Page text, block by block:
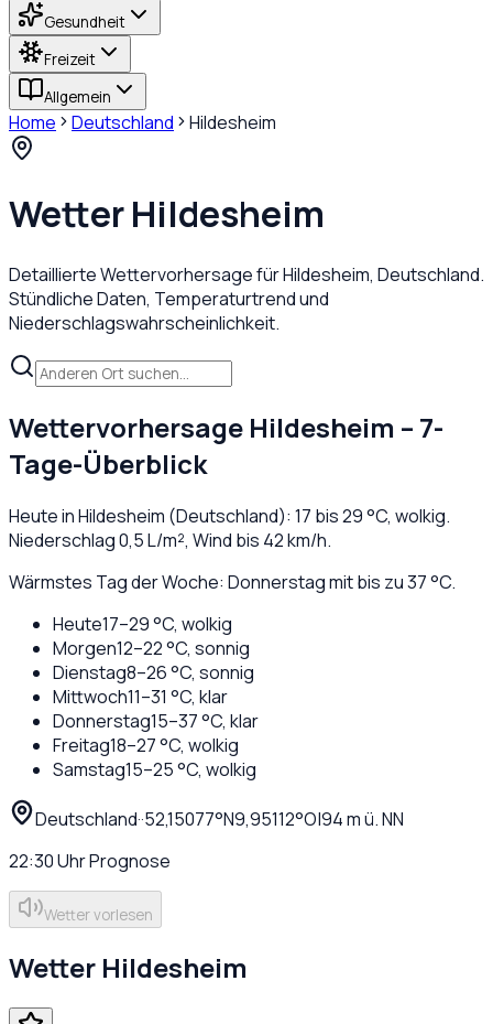
Gesundheit
Freizeit
Allgemein
Home Deutschland Hildesheim
WetterHildesheim
Detaillierte Wettervorhersage fürHildesheim, Deutschland.
Stündliche Daten, Temperaturtrend und
Niederschlagswahrscheinlichkeit.
Wettervorhersage Hildesheim – 7-
Tage-Überblick
Heute inHildesheim (Deutschland): 17 bis29°C, wolkig.
Niederschlag0,5L/m², Wind bis 42km/h.
Wärmstes Tag der Woche: Donnerstag mit bis zu 37 °C.
Heute17–29°C, wolkig
Morgen12–22°C, sonnig
Dienstag8–26°C, sonnig
Mittwoch11–31 °C, klar
Donnerstag15–37°C, klar
Freitag18–27°C, wolkig
Samstag15–25°C, wolkig
Deutschland··52,15077°N9,95112°O|94m ü. NN
22:30UhrPrognose
Wetter vorlesen
Wetter Hildesheim